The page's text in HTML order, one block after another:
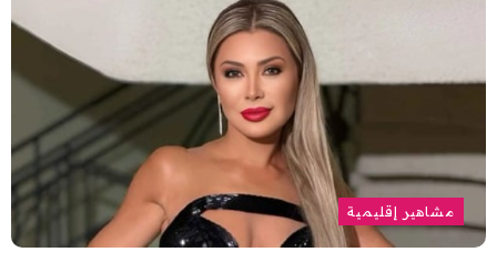
مشاهير إقليمية